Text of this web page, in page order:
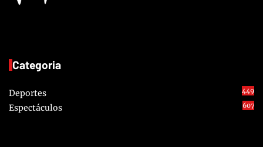
Categoria
Deportes 449
Espectáculos 607